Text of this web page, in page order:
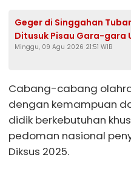
Geger di Singgahan
Ditusuk Pisau Gara-gara
Tangga
Minggu, 09 Agu 2026 21:51 WIB
Cabang-cabang
dengan kemampuan
didik berkebutuhan
pedoman nasional
Diksus 2025.